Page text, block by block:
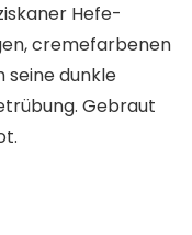
Hefe-
cremefarbenen
seine dunkle
Gebraut